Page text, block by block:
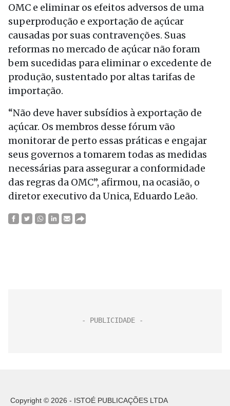
OMC e eliminar os efeitos adversos de uma
superprodução e exportação de açúcar
causadas por suas contravenções. Suas
reformas no mercado de açúcar não foram
bem sucedidas para eliminar o excedente de
produção, sustentado por altas tarifas de
importação.
“Não deve haver subsídios à exportação de
açúcar. Os membros desse fórum vão
monitorar de perto essas práticas e engajar
seus governos a tomarem todas as medidas
necessárias para assegurar a conformidade
das regras da OMC”, afirmou, na ocasião, o
diretor executivo da Unica, Eduardo Leão.
Copyright © 2026 - ISTOÉ PUBLICAÇÕES LTDA